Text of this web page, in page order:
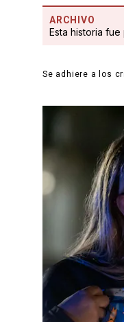
ARCHIVO
Esta historia
Se adhiere a los